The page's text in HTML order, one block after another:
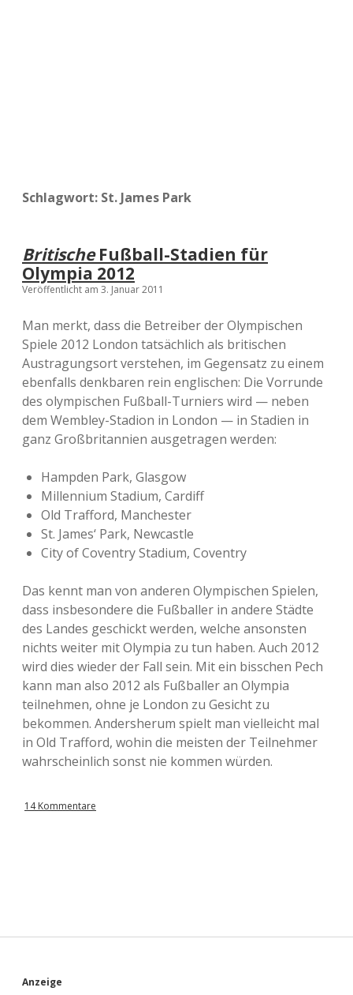
Schlagwort: St. James Park
BritischeFußball-Stadien für
Olympia 2012
Veröffentlicht am 3. Januar 2011
Man merkt, dass die Betreiber der Olympischen
Spiele 2012 London tatsächlich als britischen
Austragungsort verstehen, im Gegensatz zu einem
ebenfalls denkbaren rein englischen: Die Vorrunde
des olympischen Fußball-Turniers wird — neben
dem Wembley-Stadion in London — in Stadien in
ganz Großbritannien ausgetragen werden:
Hampden Park, Glasgow
Millennium Stadium, Cardiff
Old Trafford, Manchester
St. James‘ Park, Newcastle
City of Coventry Stadium, Coventry
Das kennt man von anderen Olympischen Spielen,
dass insbesondere die Fußballer in andere Städte
des Landes geschickt werden, welche ansonsten
nichts weiter mit Olympia zu tun haben. Auch 2012
wird dies wieder der Fall sein. Mit ein bisschen Pech
kann man also 2012 als Fußballer an Olympia
teilnehmen, ohne je London zu Gesicht zu
bekommen. Andersherum spielt man vielleicht mal
in Old Trafford, wohin die meisten der Teilnehmer
wahrscheinlich sonst nie kommen würden.
14 Kommentare
Anzeige